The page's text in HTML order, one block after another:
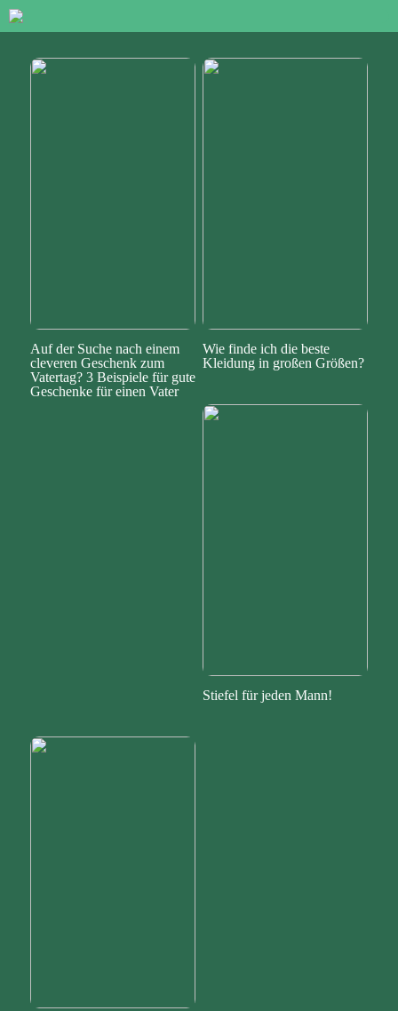
Auf der Suche nach einem
cleveren Geschenk zum
Vatertag? 3 Beispiele für gute
Geschenke für einen Vater
Wie finde ich die beste
Kleidung in großen Größen?
Stiefel für jeden Mann!